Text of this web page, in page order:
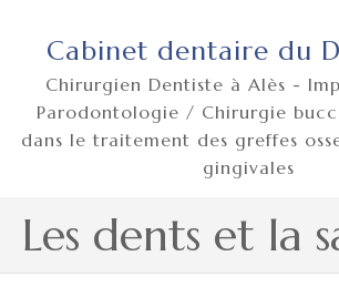
Cabinet dentaire du
Chirurgien Dentiste à Alès -
Parodontologie / Chirurgie
dans le traitement des greffes
gingivales
Les dents et la